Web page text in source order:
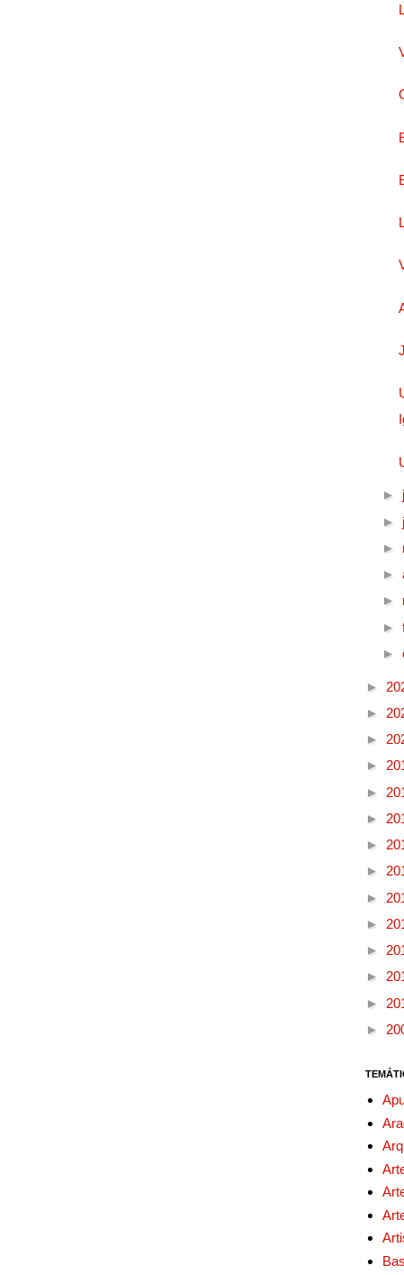
►
►
►
►
►
►
►
►
►
►
►
►
►
►
►
►
►
►
►
►
►